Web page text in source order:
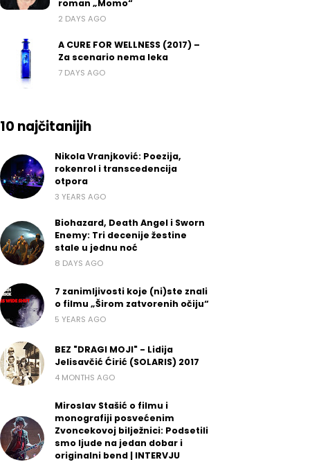
roman „Momo“
2 DAYS AGO
A CURE FOR WELLNESS (2017) –
Za scenario nema leka
7 DAYS AGO
10 najčitanijih
Nikola Vranjković: Poezija,
rokenrol i transcedencija
otpora
3 YEARS AGO
Biohazard, Death Angel i Sworn
Enemy: Tri decenije žestine
stale u jednu noć
8 DAYS AGO
7 zanimljivosti koje (ni)ste znali
o filmu „Širom zatvorenih očiju“
5 YEARS AGO
BEZ "DRAGI MOJI" - Lidija
Jelisavčić Ćirić (SOLARIS) 2017
4 MONTHS AGO
Miroslav Stašić o filmu i
monografiji posvećenim
Zvoncekovoj bilježnici: Podsetili
smo ljude na jedan dobar i
originalni bend | INTERVJU